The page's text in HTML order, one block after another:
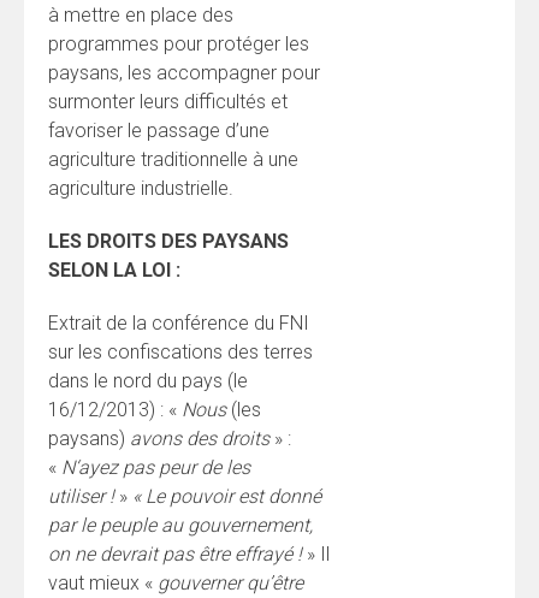
à mettre en place des
programmes pour protéger les
paysans, les accompagner pour
surmonter leurs difficultés et
favoriser le passage d’une
agriculture traditionnelle à une
agriculture industrielle.
LES DROITS DES PAYSANS
SELON LA LOI :
Extrait de la conférence du FNI
sur les confiscations des terres
dans le nord du pays (le
16/12/2013) : « Nous (les
paysans) avons des droits» :
« N‘ayez pas peur de les
utiliser !» « Le pouvoir est donné
par le peuple au gouvernement,
on ne devrait pas être effrayé !» Il
vaut mieux « gouverner qu’être